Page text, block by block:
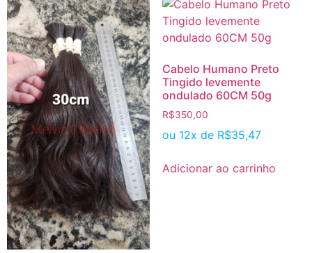
Cabelo Humano Preto
Tingido levemente
ondulado 60CM 50g
R$350,00
ou 12x de R$35,47
Adicionar ao carrinho